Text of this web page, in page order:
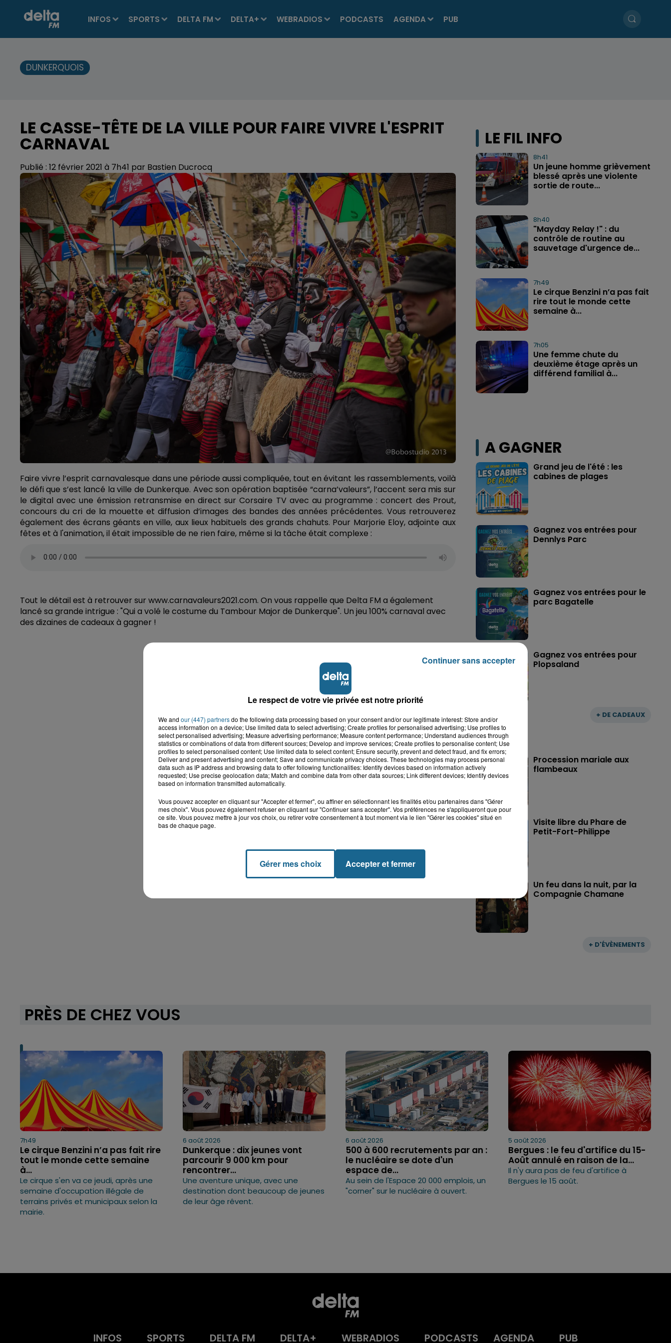
INFOS SPORTS DELTA FM DELTA+ WEBRADIOS PODCASTS AGENDA PUB
DUNKERQUOIS
LE CASSE-TÊTE DE LA VILLE POUR FAIRE VIVRE L'ESPRIT
CARNAVAL
Publié : 12 février 2021 à 7h41 par Bastien Ducrocq
Faire vivre l’esprit carnavalesque dans une période aussi compliquée, tout en évitant les rassemblements, voilà
le défi que s’est lancé la ville de Dunkerque. Avec son opération baptisée “carna’valeurs”, l’accent sera mis sur
le digital avec une émission retransmise en direct sur Corsaire TV avec au programme : concert des Prout,
concours du cri de la mouette et diffusion d’images des bandes des années précédentes. Vous retrouverez
également des écrans géants en ville, aux lieux habituels des grands chahuts. Pour Marjorie Eloy, adjointe aux
fêtes et à l'animation, il était impossible de ne rien faire, même si la tâche était complexe :
Tout le détail est à retrouver sur www.carnavaleurs2021.com. On vous rappelle que Delta FM a également
lancé sa grande intrigue : "Qui a volé le costume du Tambour Major de Dunkerque". Un jeu 100% carnaval avec
des dizaines de cadeaux à gagner !
LE FIL INFO
8h41
Un jeune homme grièvement
blessé après une violente
sortie de route...
8h40
"Mayday Relay !" : du
contrôle de routine au
sauvetage d'urgence de...
7h49
Le cirque Benzini n’a pas fait
rire tout le monde cette
semaine à...
7h05
Une femme chute du
deuxième étage après un
différend familial à...
A GAGNER
+ DE CADEAUX
Grand jeu de l'été : les
cabines de plages
Gagnez vos entrées pour
Dennlys Parc
Gagnez vos entrées pour le
parc Bagatelle
Gagnez vos entrées pour
Plopsaland
+ D'ÉVÈNEMENTS
Procession mariale aux
flambeaux
Visite libre du Phare de
Petit-Fort-Philippe
Un feu dans la nuit, par la
Compagnie Chamane
PRÈS DE CHEZ VOUS
7h49
Le cirque Benzini n’a pas fait rire
tout le monde cette semaine
à...
Le cirque s'en va ce jeudi, après une
semaine d'occupation illégale de
terrains privés et municipaux selon la
mairie.
6 août 2026
Dunkerque : dix jeunes vont
parcourir 9 000 km pour
rencontrer...
Une aventure unique, avec une
destination dont beaucoup de jeunes
de leur âge rêvent.
6 août 2026
500 à 600 recrutements par an :
le nucléaire se dote d'un
espace de...
Au sein de l'Espace 20 000 emplois, un
"corner" sur le nucléaire à ouvert.
5 août 2026
Bergues : le feu d'artifice du 15-
Août annulé en raison de la...
Il n'y aura pas de feu d'artifice à
Bergues le 15 août.
INFOS SPORTS DELTA FM DELTA+ WEBRADIOS PODCASTS AGENDA PUB
Le respect de votre vie privée est notre priorité
We and our (447) partnersdo the following data processing based on your consent and/or our legitimate interest: Store and/or
access information on a device; Use limited data to select advertising; Create profiles for personalised advertising; Use profiles to
select personalised advertising; Measure advertising performance; Measure content performance; Understand audiences through
statistics or combinations of data from different sources; Develop and improve services; Create profiles to personalise content; Use
profiles to select personalised content; Use limited data to select content; Ensure security, prevent and detect fraud, and fix errors;
Deliver and present advertising and content; Save and communicate privacy choices. These technologies may process personal
data such as IP address and browsing data to offer following functionalities: Identify devices based on information actively
requested; Use precise geolocation data; Match and combine data from other data sources; Link different devices; Identify devices
based on information transmitted automatically.
Vous pouvez accepter en cliquant sur "Accepter et fermer", ou affiner en sélectionnant les finalités et/ou partenaires dans "Gérer
mes choix". Vous pouvez également refuser en cliquant sur "Continuer sans accepter". Vos préférences ne s'appliqueront que pour
ce site. Vous pouvez mettre à jour vos choix, ou retirer votre consentement à tout moment via le lien "Gérer les cookies" situé en
bas de chaque page.
Gérer mes choix Accepter et fermer
Continuer sans accepter